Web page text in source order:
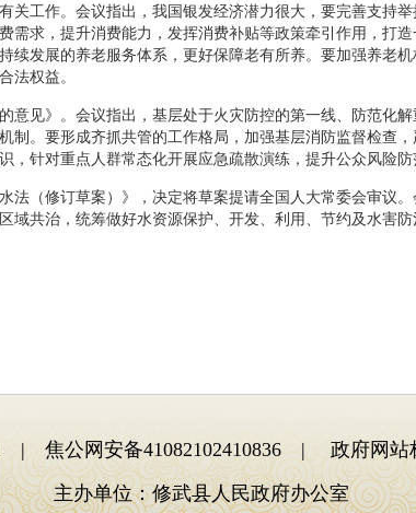
关工作。会议指出，我国银发经济潜力很大，要完善支持
需求，提升消费能力，发挥消费补贴等政策牵引作用，打
续发展的养老服务体系，更好保障老有所养。要加强养老
法权益。
意见》。会议指出，基层处于火灾防控的第一线、防范化
制。要形成齐抓共管的工作格局，加强基层消防监督检查
，针对重点人群常态化开展应急疏散演练，提升公众风险防
法（修订草案）》，决定将草案提请全国人大常委会审议
域共治，统筹做好水资源保护、开发、利用、节约及水害
| 焦公网安备41082102410836 | 政府网站
主办单位：修武县人民政府办公室